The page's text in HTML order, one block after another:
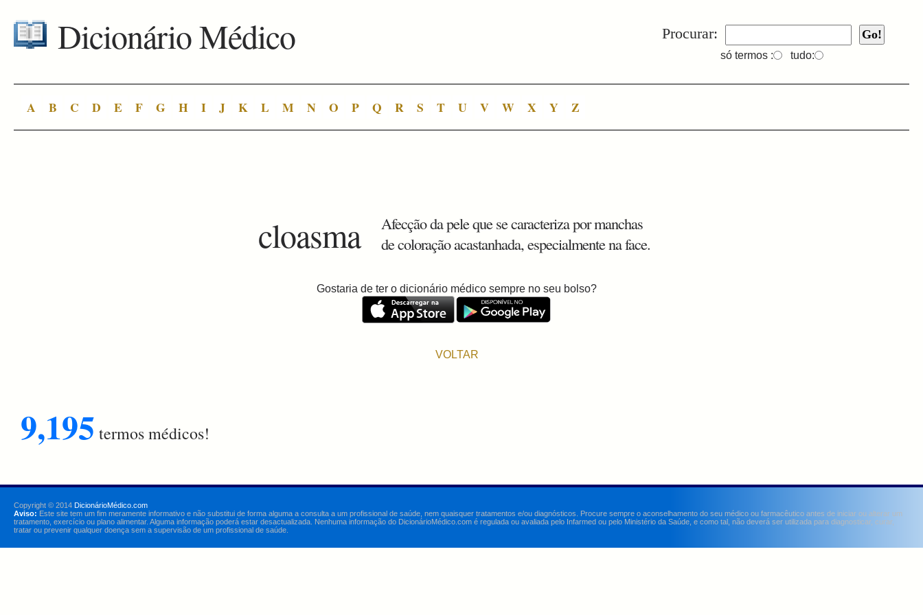
Procurar:
só termos : tudo:
Dicionário Médico
A B C D E F G H I J K L M N O P Q R S T U V W X Y Z
cloasma
Afecção da pele que se caracteriza por manchas
de coloração acastanhada, especialmente na face.
Gostaria de ter o dicionário médico sempre no seu bolso?
VOLTAR
9,195 termos médicos!
Copyright © 2014 DicionárioMédico.com
Aviso: Este site tem um fim meramente informativo e não substitui de forma alguma a consulta a um profissional de saúde, nem quaisquer tratamentos e/ou diagnósticos. Procure sempre o aconselhamento do seu médico ou farmacêutico antes de iniciar ou alterar um
tratamento, exercício ou plano alimentar. Alguma informação poderá estar desactualizada. Nenhuma informação do DicionárioMédico.com é regulada ou avaliada pelo Infarmed ou pelo Ministério da Saúde, e como tal, não deverá ser utilizada para diagnosticar, curar,
tratar ou prevenir qualquer doença sem a supervisão de um profissional de saúde.